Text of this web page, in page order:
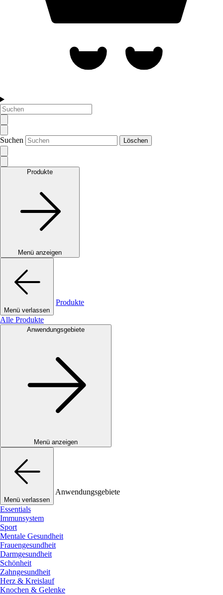
Suchen Löschen
Produkte
Menü anzeigen
Menü verlassen
Produkte
Alle Produkte
Anwendungsgebiete
Menü anzeigen
Menü verlassen
Anwendungsgebiete
Essentials
Immunsystem
Sport
Mentale Gesundheit
Frauengesundheit
Darmgesundheit
Schönheit
Zahngesundheit
Herz & Kreislauf
Knochen & Gelenke